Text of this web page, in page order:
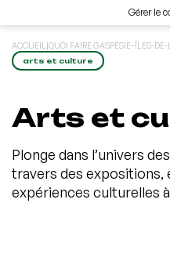
Gérer le
ACCUEIL |QUOI FAIRE GASPÉSIE–ÎLES-
arts et culture
Arts et
Plonge dans l’univers
travers des
expériences culturelles